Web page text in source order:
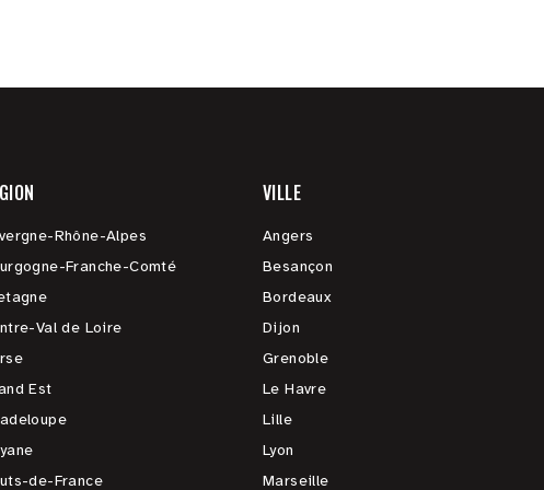
Rhône-Alpes
Franche-Comté
Val de Loire
Est
de-France
VILLE
Angers
Besançon
Bordeaux
Dijon
Grenoble
Le Havre
Lille
Lyon
Marseille